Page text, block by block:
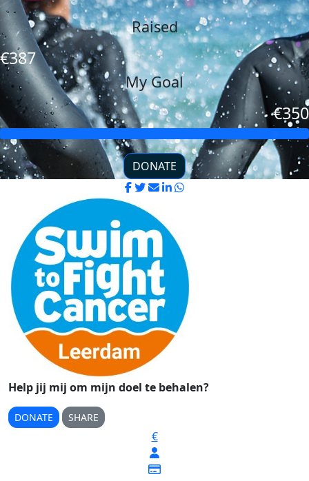
Raised
€387
My Goal
€350
DONATE
Help jij mij om mijn doel te behalen?
DONATE SHARE
€